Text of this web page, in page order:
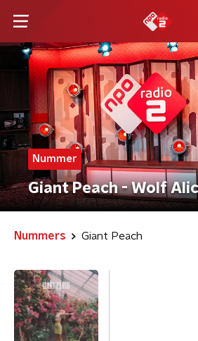
Nummer
Giant Peach - Wolf
Nummers Giant Peach